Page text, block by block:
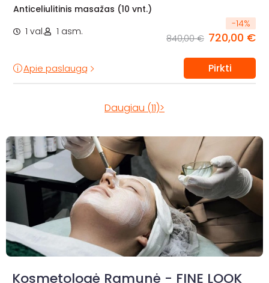
Anticeliulitinis masažas (10 vnt.)
1 val.
1 asm.
-14%
840,00 € 720,00 €
Apie paslaugą Pirkti
Daugiau (11)>
Kosmetologė Ramunė - FINE LOOK